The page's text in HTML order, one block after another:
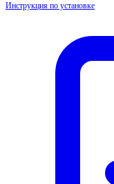
Инструкция по установке